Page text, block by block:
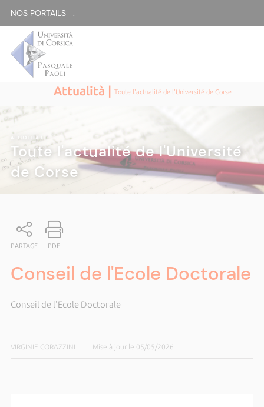
NOS PORTAILS :
Attualità |Toute l'actualité de l'Université de Corse
ATTUALITÀ|
Toute l'actualité de l'Université
de Corse
PARTAGE PDF
Conseil de l'Ecole Doctorale
Conseil de l'Ecole Doctorale
VIRGINIE CORAZZINI Mise à jour le 05/05/2026